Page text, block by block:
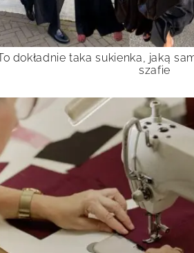
dokładnie taka sukienka, jaką
szafie